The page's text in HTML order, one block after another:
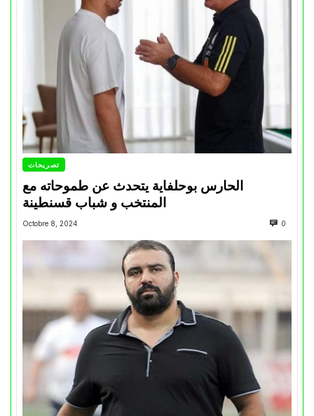
تصريحات
الحارس بوحلفاية يتحدث عن طموحاته مع
المنتخب و شباب قسنطينة
Octobre 8, 2024 0